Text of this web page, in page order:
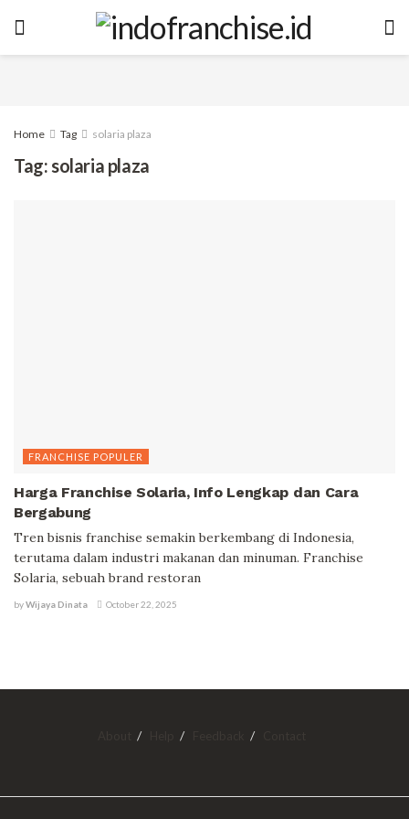
Home Tag solaria plaza
Tag: solaria plaza
FRANCHISE POPULER
Harga Franchise Solaria, Info Lengkap dan Cara
Bergabung
Tren bisnis franchise semakin berkembang di Indonesia,
terutama dalam industri makanan dan minuman. Franchise
Solaria, sebuah brand restoran
byWijaya Dinata October 22, 2025